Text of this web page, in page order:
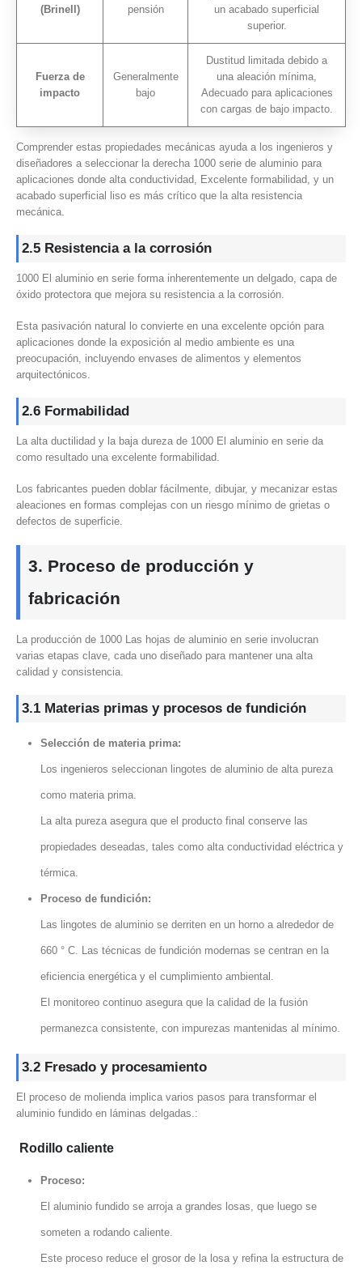
(Brinell)
pensión
un acabado superficial
superior.
Fuerza de
impacto
Generalmente
bajo
Dustitud limitada debido a
una aleación mínima,
Adecuado para aplicaciones
con cargas de bajo impacto.
Comprender estas propiedades mecánicas ayuda a los ingenieros y
diseñadores a seleccionar la derecha 1000 serie de aluminio para
aplicaciones donde alta conductividad, Excelente formabilidad, y un
acabado superficial liso es más crítico que la alta resistencia
mecánica.
2.5 Resistencia a la corrosión
1000 El aluminio en serie forma inherentemente un delgado, capa de
óxido protectora que mejora su resistencia a la corrosión.
Esta pasivación natural lo convierte en una excelente opción para
aplicaciones donde la exposición al medio ambiente es una
preocupación, incluyendo envases de alimentos y elementos
arquitectónicos.
2.6 Formabilidad
La alta ductilidad y la baja dureza de 1000 El aluminio en serie da
como resultado una excelente formabilidad.
Los fabricantes pueden doblar fácilmente, dibujar, y mecanizar estas
aleaciones en formas complejas con un riesgo mínimo de grietas o
defectos de superficie.
3. Proceso de producción y
fabricación
La producción de 1000 Las hojas de aluminio en serie involucran
varias etapas clave, cada uno diseñado para mantener una alta
calidad y consistencia.
3.1 Materias primas y procesos de fundición
Selección de materia prima:
Los ingenieros seleccionan lingotes de aluminio de alta pureza
como materia prima.
La alta pureza asegura que el producto final conserve las
propiedades deseadas, tales como alta conductividad eléctrica y
térmica.
Proceso de fundición:
Las lingotes de aluminio se derriten en un horno a alrededor de
660 ° C. Las técnicas de fundición modernas se centran en la
eficiencia energética y el cumplimiento ambiental.
El monitoreo continuo asegura que la calidad de la fusión
permanezca consistente, con impurezas mantenidas al mínimo.
3.2 Fresado y procesamiento
El proceso de molienda implica varios pasos para transformar el
aluminio fundido en láminas delgadas.:
Rodillo caliente
Proceso:
El aluminio fundido se arroja a grandes losas, que luego se
someten a rodando caliente.
Este proceso reduce el grosor de la losa y refina la estructura de